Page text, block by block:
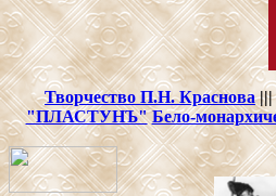
Творчество П.Н. Краснова|||
"ПЛАСТУНЪ" Бело-